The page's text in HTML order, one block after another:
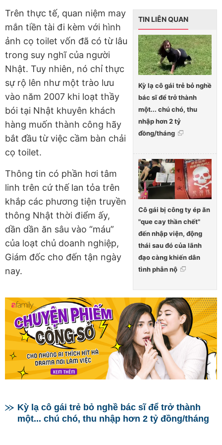
TIN LIÊN QUAN
Kỳ lạ cô gái trẻ bỏ nghề
bác sĩ để trở thành
một... chú chó, thu
nhập hơn 2 tỷ
đồng/tháng
Cô gái bị công ty ép ăn
"que cay thần chết"
đến nhập viện, động
thái sau đó của lãnh
đạo càng khiến dân
tình phẫn nộ
Trên thực tế, quan niệm may
mắn tiền tài đi kèm với hình
ảnh cọ toilet vốn đã có từ lâu
trong suy nghĩ của người
Nhật. Tuy nhiên, nó chỉ thực
sự rộ lên như một trào lưu
vào năm 2007 khi loạt thầy
bói tại Nhật khuyên khách
hàng muốn thành công hãy
bắt đầu từ việc cầm bàn chải
cọ toilet.
Thông tin có phần hơi tâm
linh trên cứ thế lan tỏa trên
khắp các phương tiện truyền
thông Nhật thời điểm ấy,
dần dần ăn sâu vào “máu”
của loạt chủ doanh nghiệp,
Giám đốc cho đến tận ngày
nay.
Kỳ lạ cô gái trẻ bỏ nghề bác sĩ để trở thành
một... chú chó, thu nhập hơn 2 tỷ đồng/tháng